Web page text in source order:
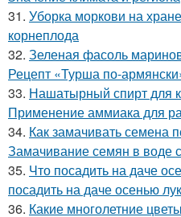
31. Уборка моркови на
корнеплода
32. Зеленая фасоль
Рецепт «Турша по-
33. Нашатырный спирт для
Применение аммиака для
34. Как замачивать семена
Замачивание семян в воде
35. Что посадить на даче
посадить на даче осенью
36. Какие многолетние